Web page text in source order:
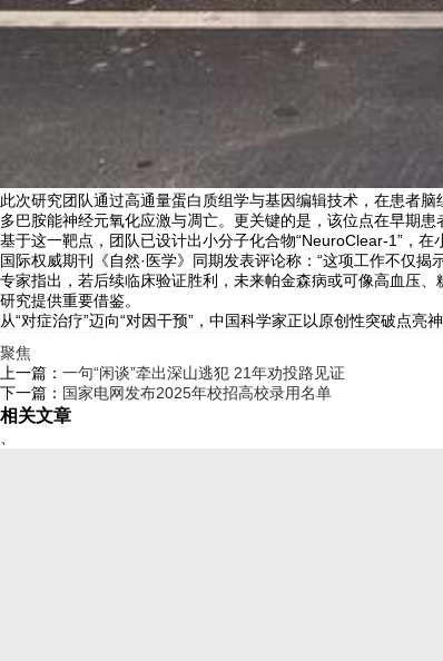
此次研究团队通过高通量蛋白质组学与基因编辑技术，在患者
多巴胺能神经元氧化应激与凋亡。更关键的是，该位点在早期
基于这一靶点，团队已设计出小分子化合物“NeuroClear-1”，
国际权威期刊《自然·医学》同期发表评论称：“这项工作不仅
专家指出，若后续临床验证胜利，未来帕金森病或可像高血压
研究提供重要借鉴。
从“对症治疗”迈向“对因干预”，中国科学家正以原创性突破点亮
聚焦
上一篇： 一句“闲谈”牵出深山逃犯 21年劝投路见证
下一篇： 国家电网发布2025年校招高校录用名单
相关文章